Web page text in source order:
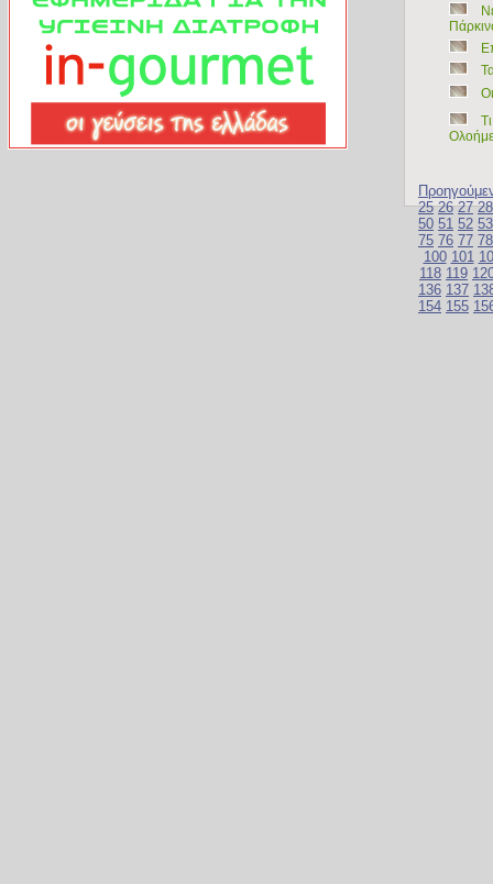
25 26 27 28
50 51 52 53
75 76 77 78
100 101
118 119
136 137
154 155